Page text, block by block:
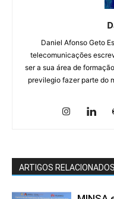
Daniel Afonso Geto
telecomunicações
ser a sua área de
previlegio fazer parte do
ARTIGOS RELACIONADOS